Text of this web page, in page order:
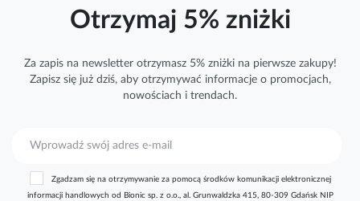
Otrzymaj 5% zniżki
Za zapis na newsletter otrzymasz 5% zniżki na pierwsze zakupy!
Zapisz się już dziś, aby otrzymywać informacjeo promocjach,
nowościach i trendach.
Zgadzam się na otrzymywanie za pomocą środków komunikacji elektronicznej
informacji handlowych od Bionic sp. z o.o., al. Grunwaldzka 415, 80-309 Gdańsk NIP